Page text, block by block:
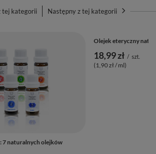
tej kategorii Następny z tej kategorii
7 naturalnych olejków
Olejek eteryczny
18,99 zł / szt.
(1,90 zł / ml)